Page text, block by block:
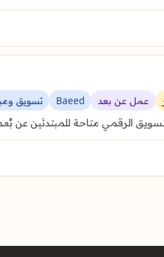
عمل عن بعد Baeed تسويق
الرقمي متاحة للمبتدئين عن